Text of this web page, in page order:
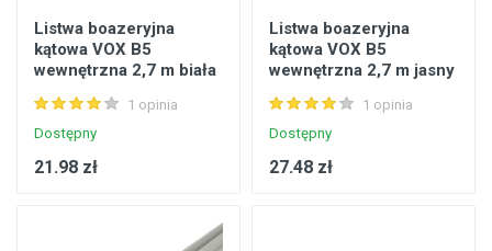
Listwa boazeryjna
kątowa VOX B5
wewnętrzna 2,7 m biała
1 opinia
Dostępny
21.98 zł
Listwa boazeryjna
kątowa VOX B5
wewnętrzna 2,7 m jasny
1 opinia
Dostępny
27.48 zł